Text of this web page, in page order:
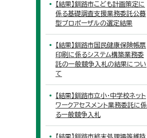
【結果】釧路市こども計画策定に
係る基礎調査支援業務委託公募
型プロポーザルの選定結果
【結果】釧路市国民健康保険帳票
印刷に係るシステム構築業務委
託の一般競争入札の結果につい
て
【結果】釧路市立小・中学校ネット
ワークアセスメント業務委託に係
る一般競争入札